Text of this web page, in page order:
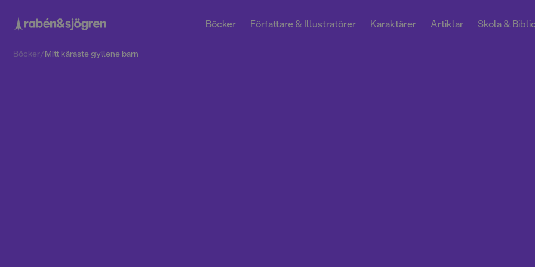
Böcker Författare & Illustratörer Karaktärer Artiklar Skola &
Böcker/Mitt käraste gyllene barn